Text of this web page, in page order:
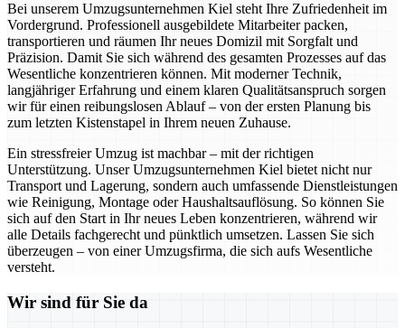
Bei unserem Umzugsunternehmen Kiel steht Ihre Zufriedenheit im
Vordergrund. Professionell ausgebildete Mitarbeiter packen,
transportieren und räumen Ihr neues Domizil mit Sorgfalt und
Präzision. Damit Sie sich während des gesamten Prozesses auf das
Wesentliche konzentrieren können. Mit moderner Technik,
langjähriger Erfahrung und einem klaren Qualitätsanspruch sorgen
wir für einen reibungslosen Ablauf – von der ersten Planung bis
zum letzten Kistenstapel in Ihrem neuen Zuhause.
Ein stressfreier Umzug ist machbar – mit der richtigen
Unterstützung. Unser Umzugsunternehmen Kiel bietet nicht nur
Transport und Lagerung, sondern auch umfassende Dienstleistungen
wie Reinigung, Montage oder Haushaltsauflösung. So können Sie
sich auf den Start in Ihr neues Leben konzentrieren, während wir
alle Details fachgerecht und pünktlich umsetzen. Lassen Sie sich
überzeugen – von einer Umzugsfirma, die sich aufs Wesentliche
versteht.
Wir sind für Sie da